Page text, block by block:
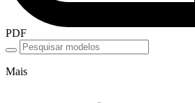
PDF
Mais